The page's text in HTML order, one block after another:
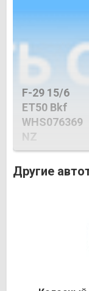
F-29 15/6
ET50 Bkf
WHS076369
NZ
Другие